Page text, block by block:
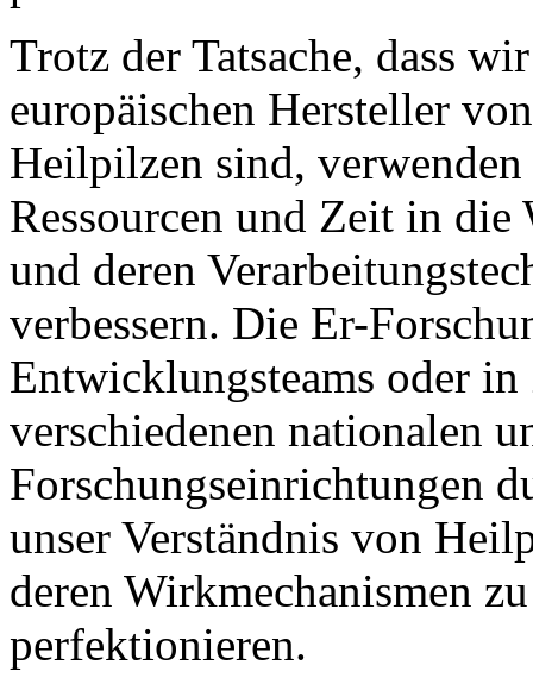
Trotz der Tatsache, dass
europäischen Hersteller
Heilpilzen sind,
Ressourcen und Zeit in
und deren
verbessern. Die Er-
Entwicklungsteams oder
verschiedenen nationalen
Forschungseinrichtungen
unser Verständnis von
deren Wirkmechanismen
perfektionieren.